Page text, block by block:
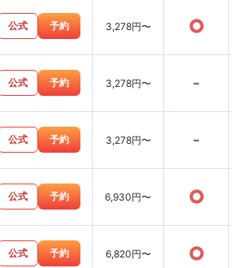
公式 予約 3,278円〜 ○
公式 予約 3,278円〜 -
公式 予約 3,278円〜 -
公式 予約 6,930円〜 ○
公式 予約 6,820円〜 ○